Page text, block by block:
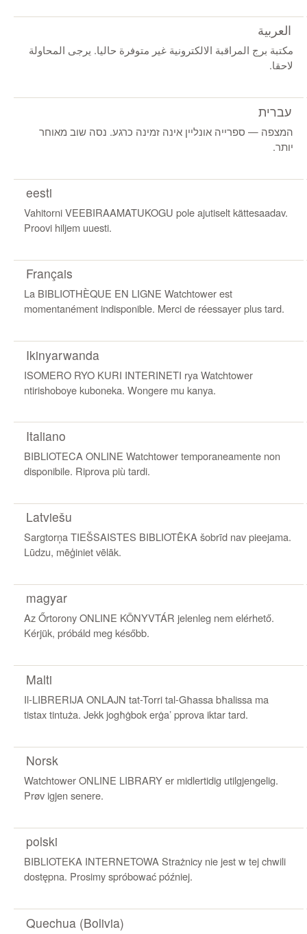
العربية
مكتبة برج المراقبة الالكترونية غير متوفرة حاليا. يرجى المحاولة
لاحقا.
עברית
המצפה ‏‎—‎‏ ספרייה אונליין אינה זמינה כרגע. נסה שוב מאוחר
יותר.
eesti
Vahitorni VEEBIRAAMATUKOGU pole ajutiselt kättesaadav.
Proovi hiljem uuesti.
Français
La BIBLIOTHÈQUE EN LIGNE Watchtower est
momentanément indisponible. Merci de réessayer plus tard.
Ikinyarwanda
ISOMERO RYO KURI INTERINETI rya Watchtower
ntirishoboye kuboneka. Wongere mu kanya.
Italiano
BIBLIOTECA ONLINE Watchtower temporaneamente non
disponibile. Riprova più tardi.
Latviešu
Sargtorņa TIEŠSAISTES BIBLIOTĒKA šobrīd nav pieejama.
Lūdzu, mēģiniet vēlāk.
magyar
Az Őrtorony ONLINE KÖNYVTÁR jelenleg nem elérhető.
Kérjük, próbáld meg később.
Malti
Il-LIBRERIJA ONLAJN tat-Torri tal-Għassa bħalissa ma
tistax tintuża. Jekk jogħġbok erġaʼ pprova iktar tard.
Norsk
Watchtower ONLINE LIBRARY er midlertidig utilgjengelig.
Prøv igjen senere.
polski
BIBLIOTEKA INTERNETOWA Strażnicy nie jest w tej chwili
dostępna. Prosimy spróbować później.
Quechua (Bolivia)